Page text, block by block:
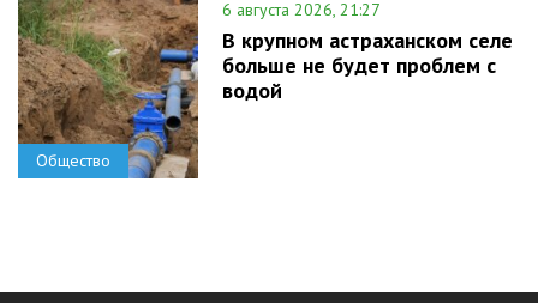
Общество
6 августа 2026, 21:27
В крупном астраханском селе
больше не будет проблем с
водой